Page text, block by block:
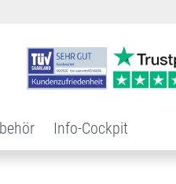
Info-Cockpit